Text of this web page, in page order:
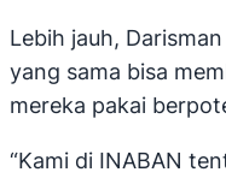
Lebih jauh,
yang sama bisa
mereka pakai
“Kami di INABAN